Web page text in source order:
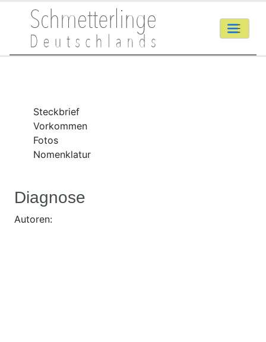
Steckbrief
Vorkommen
Fotos
Nomenklatur
Diagnose
Autoren: